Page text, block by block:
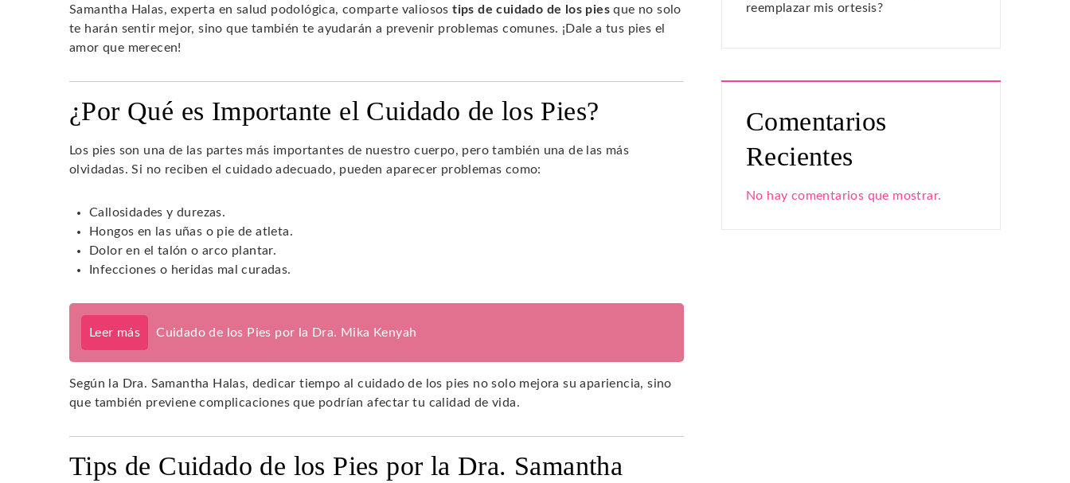
Samantha Halas, experta en salud podológica, comparte valiosostips de cuidado de los pies que no solo
te harán sentir mejor, sino que también te ayudarán a prevenir problemas comunes. ¡Dale a tus pies el
amor que merecen!
¿Por Qué es Importante el Cuidado de los Pies?
Los pies son una de las partes más importantes de nuestro cuerpo, pero también una de las más
olvidadas. Si no reciben el cuidado adecuado, pueden aparecer problemas como:
Callosidades y durezas.
Hongos en las uñas o pie de atleta.
Dolor en el talón o arco plantar.
Infecciones o heridas mal curadas.
Leer más Cuidado de los Pies por la Dra. Mika Kenyah
Según la Dra. Samantha Halas, dedicar tiempo al cuidado de los pies no solo mejora su apariencia, sino
que también previene complicaciones que podrían afectar tu calidad de vida.
Tips de Cuidado de los Pies por la Dra. Samantha
reemplazar mis ortesis?
Comentarios
Recientes
No hay comentarios que mostrar.